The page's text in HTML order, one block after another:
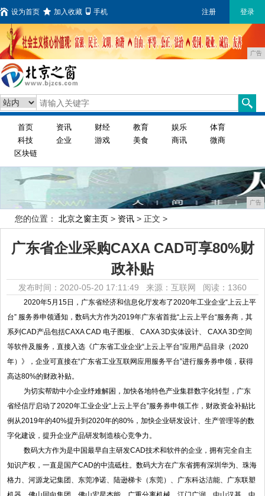
设为首页 加入收藏 手机 注册 登录
广告
首页 资讯 财经 教育 娱乐
体育
科技
企业 游戏 美食 商讯
微商
区块链
广告
您的位置： 北京之窗主页 > 资讯 > 正文 >
广东省企业采购CAXA CAD可享80%财
政补贴
发布时间：2020-05-20 17:11:49 来源：互联网 阅读：1360
2020年5月15日，广东省经济和信息化厅发布了2020年工业企业“上云上平
台” 服务券申领通知，数码大方作为2019年广东省首批“上云上平台“服务商，其
系列CAD产品包括CAXA CAD 电子图板、 CAXA 3D实体设计、 CAXA 3D空间
等软件及服务，直接入选《广东省工业企业“上云上平台”应用产品目录（2020
年）》，企业可直接在“广东省工业互联网应用服务平台”进行服务券申领，获得
高达80%的财政补贴。
为切实帮助中小企业纾难解困，加快各地特色产业集群数字化转型，广东
省经信厅启动了2020年工业企业“上云上平台”服务券申领工作，财政资金补贴比
例从2019年的40%提升到2020年的80%，加快企业研发设计、生产管理等的数
字化建设，提升企业产品研发制造核心竞争力。
数码大方作为是中国最早自主研发CAD技术和软件的企业，拥有完全自主
知识产权，一直是国产CAD的中流砥柱。数码大方在广东省拥有深圳华为、珠海
格力、河源龙记集团、东莞净诺、陆逊梯卡（东莞）、广东科达洁能、广东联塑